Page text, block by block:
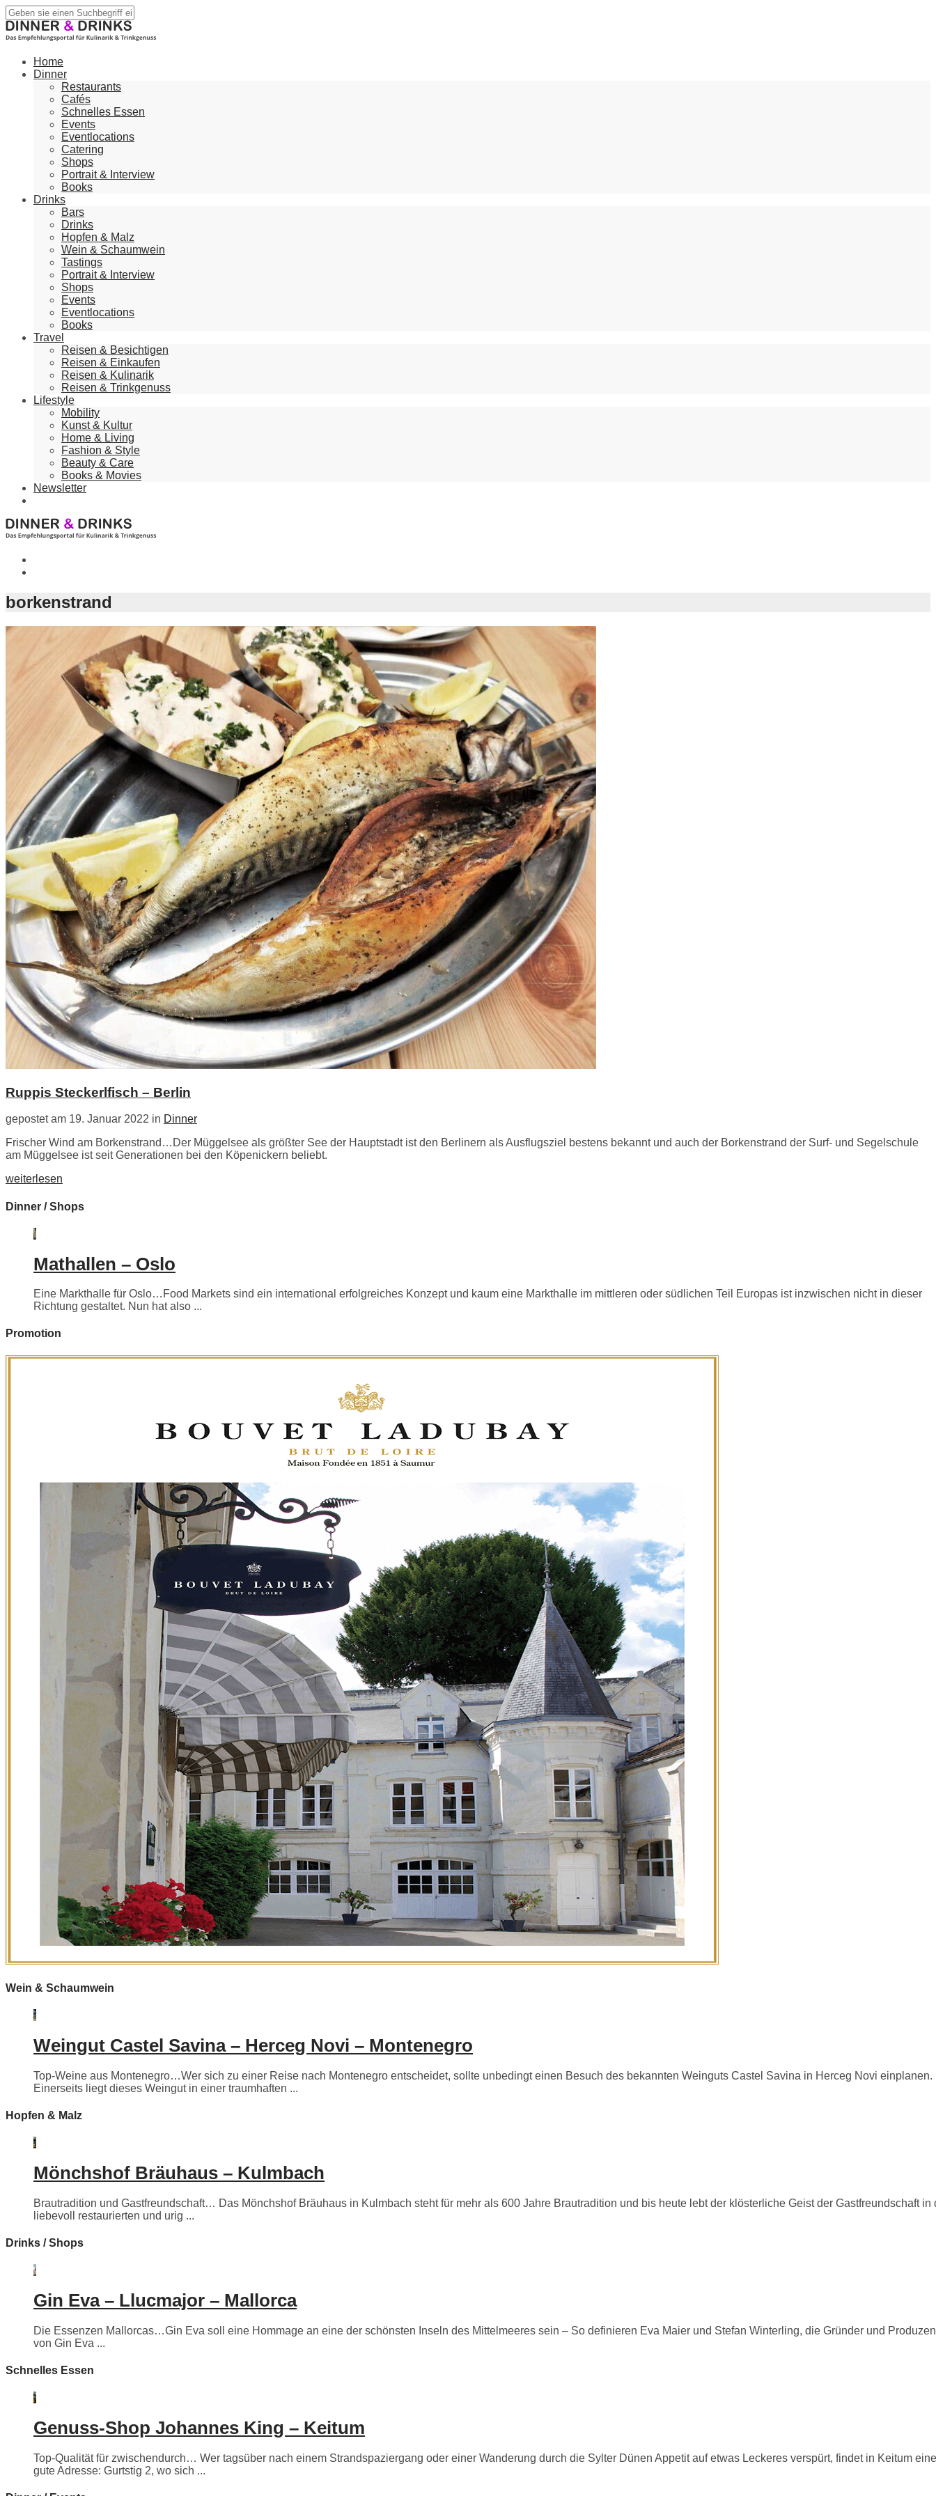
Home
Dinner
Restaurants
Cafés
Schnelles Essen
Events
Eventlocations
Catering
Shops
Portrait & Interview
Books
Drinks
Bars
Drinks
Hopfen & Malz
Wein & Schaumwein
Tastings
Portrait & Interview
Shops
Events
Eventlocations
Books
Travel
Reisen & Besichtigen
Reisen & Einkaufen
Reisen & Kulinarik
Reisen & Trinkgenuss
Lifestyle
Mobility
Kunst & Kultur
Home & Living
Fashion & Style
Beauty & Care
Books & Movies
Newsletter
borkenstrand
Ruppis Steckerlfisch – Berlin
gepostet am 19. Januar 2022 in Dinner
Frischer Wind am Borkenstrand…Der Müggelsee als größter See der Hauptstadt ist den Berlinern als Ausflugsziel bestens bekannt und auch der Borkenstrand der Surf- und Segelschule
am Müggelsee ist seit Generationen bei den Köpenickern beliebt.
weiterlesen
Dinner / Shops
Mathallen – Oslo
Eine Markthalle für Oslo…Food Markets sind ein international erfolgreiches Konzept und kaum eine Markthalle im mittleren oder südlichen Teil Europas ist inzwischen nicht in dieser
Richtung gestaltet. Nun hat also ...
Promotion
Wein & Schaumwein
Weingut Castel Savina – Herceg Novi – Montenegro
Top-Weine aus Montenegro…Wer sich zu einer Reise nach Montenegro entscheidet, sollte unbedingt einen Besuch des bekannten Weinguts Castel Savina in Herceg Novi einplanen.
Einerseits liegt dieses Weingut in einer traumhaften ...
Hopfen & Malz
Mönchshof Bräuhaus – Kulmbach
Brautradition und Gastfreundschaft… Das Mönchshof Bräuhaus in Kulmbach steht für mehr als 600 Jahre Brautradition und bis heute lebt der klösterliche Geist der Gastfreundschaft in
liebevoll restaurierten und urig ...
Drinks / Shops
Gin Eva – Llucmajor – Mallorca
Die Essenzen Mallorcas…Gin Eva soll eine Hommage an eine der schönsten Inseln des Mittelmeeres sein – So definieren Eva Maier und Stefan Winterling, die Gründer und
von Gin Eva ...
Schnelles Essen
Genuss-Shop Johannes King – Keitum
Top-Qualität für zwischendurch… Wer tagsüber nach einem Strandspaziergang oder einer Wanderung durch die Sylter Dünen Appetit auf etwas Leckeres verspürt, findet in Keitum eine
gute Adresse: Gurtstig 2, wo sich ...